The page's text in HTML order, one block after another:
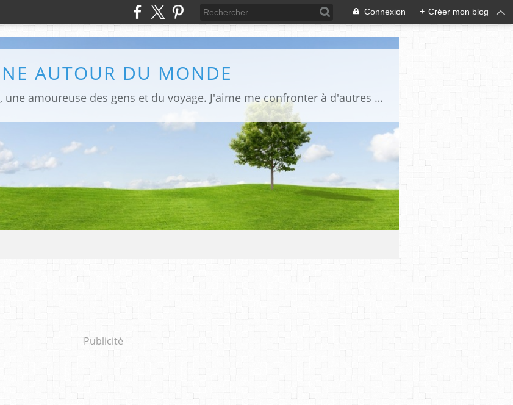
Connexion + Créer mon blog
AUTOUR DU MONDE
Je suis un globe trotteur infatigable, une amoureuse des gens et du voyage. J'aime me confronter à d'autres cultures, je suis curieuse de tout. Je traque la beauté partout où elle se trouve: dans le regard d'un enfant, dans un beau paysage, sur le sommet d'une montagne,dans l'harmonie d'un décor intérieur, la splendeur d'un édifice, d'un lac, d'une mer d'huile, dans le silence d'un désert lorsque la lumière transforme le réel, afin qu'apparaisse cette impalpable émotion.
Publicité